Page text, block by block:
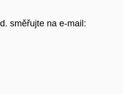
směřujte na e-mail: